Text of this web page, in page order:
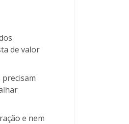
de valor
e nem